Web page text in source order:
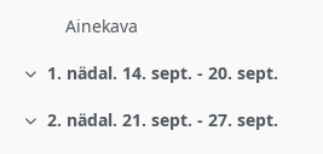
Ainekava
Ahenda
1. nädal. 14. sept. - 20. sept.
Ahenda
2. nädal. 21. sept. - 27. sept.